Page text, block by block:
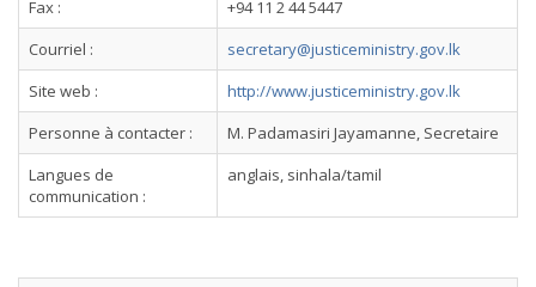
Fax :
+94 11 2 44 5447
Courriel :
secretary@justiceministry.gov.lk
Site web :
http://www.justiceministry.gov.lk
Personne à contacter :
M. Padamasiri Jayamanne, Secretaire
Langues de
communication :
anglais, sinhala/tamil